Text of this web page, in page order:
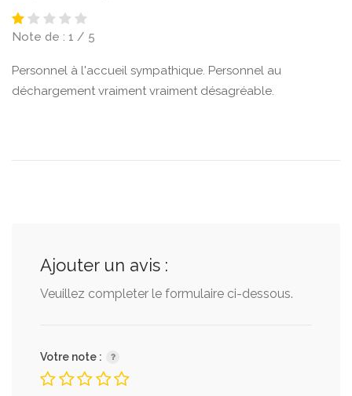
Note de : 1 / 5
Personnel à l'accueil sympathique. Personnel au
déchargement vraiment vraiment désagréable.
Ajouter un avis :
Veuillez completer le formulaire ci-dessous.
Votre note :